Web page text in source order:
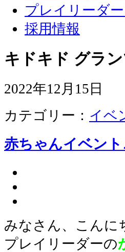
プレイリーダ
採用情報
キドキド グラ
2022年12月15日
カテゴリー： イベ
赤ちゃんイベン
みなさん、こんに
プレイリーダーの